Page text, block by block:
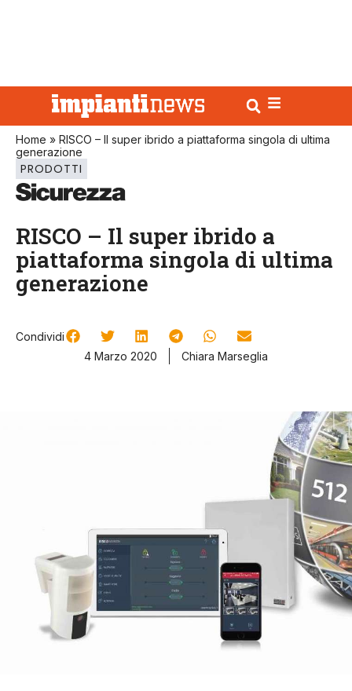
Home » RISCO – Il super ibrido a piattaforma singola di ultima
generazione
PRODOTTI
RISCO – Il super ibrido a
piattaforma singola di ultima
generazione
Condividi
4 Marzo 2020
Chiara Marseglia